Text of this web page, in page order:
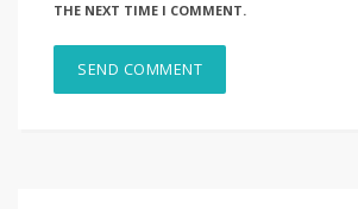
THE NEXT TIME I COMMENT.